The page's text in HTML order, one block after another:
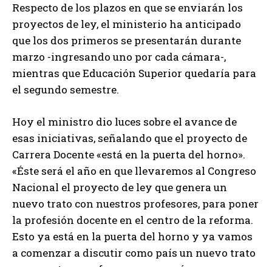
Respecto de los plazos en que se enviarán los
proyectos de ley, el ministerio ha anticipado
que los dos primeros se presentarán durante
marzo -ingresando uno por cada cámara-,
mientras que Educación Superior quedaría para
el segundo semestre.
Hoy el ministro dio luces sobre el avance de
esas iniciativas, señalando que el proyecto de
Carrera Docente «está en la puerta del horno».
«Éste será el año en que llevaremos al Congreso
Nacional el proyecto de ley que genera un
nuevo trato con nuestros profesores, para poner
la profesión docente en el centro de la reforma.
Esto ya está en la puerta del horno y ya vamos
a comenzar a discutir como país un nuevo trato